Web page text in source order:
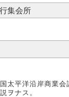
集会所
太平洋沿岸商業
ヲナス。